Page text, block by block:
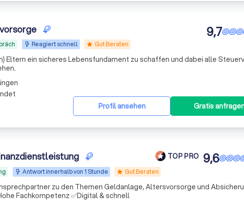
Reagiert schnell star Gut Beraten
9,7
Eltern ein sicheres Lebensfundament zu schaffen und dabei alle
Profil ansehen Gratis
TOP PRO
Antwort innerhalb von 1 Stunde star Gut Beraten
9,6
zu den Themen Geldanlage, Altersvorsorge und
Fachkompetenz ✅Digital & schnell